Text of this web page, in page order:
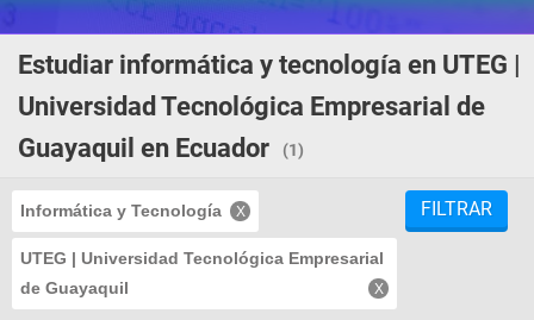
Estudiar informática y tecnología en UTEG |
Universidad Tecnológica Empresarial de
Guayaquil en Ecuador
(1)
Informática y Tecnología
UTEG | Universidad Tecnológica Empresarial
de Guayaquil
FILTRAR